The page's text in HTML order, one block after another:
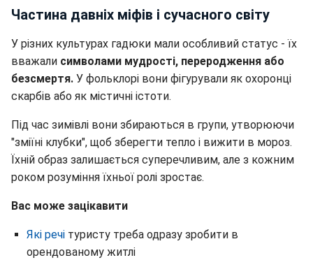
Частина давніх міфів і сучасного світу
У різних культурах гадюки мали особливий статус - їх
вважали символами мудрості, переродження або
безсмертя. У фольклорі вони фігурували як охоронці
скарбів або як містичні істоти.
Під час зимівлі вони збираються в групи, утворюючи
"зміїні клубки", щоб зберегти тепло і вижити в мороз.
Їхній образ залишається суперечливим, але з кожним
роком розуміння їхньої ролі зростає.
Вас може зацікавити
Які речі туристу треба одразу зробити в
орендованому житлі